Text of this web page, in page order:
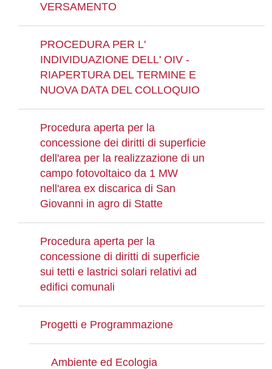
VERSAMENTO
PROCEDURA PER L'
INDIVIDUAZIONE DELL' OIV -
RIAPERTURA DEL TERMINE E
NUOVA DATA DEL COLLOQUIO
Procedura aperta per la
concessione dei diritti di superficie
dell'area per la realizzazione di un
campo fotovoltaico da 1 MW
nell'area ex discarica di San
Giovanni in agro di Statte
Procedura aperta per la
concessione di diritti di superficie
sui tetti e lastrici solari relativi ad
edifici comunali
Progetti e Programmazione
Ambiente ed Ecologia